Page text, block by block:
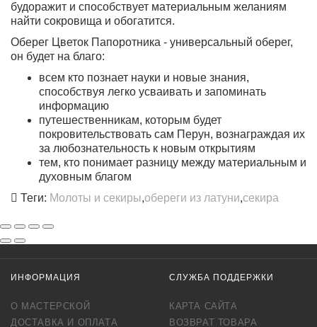
будоражит и способствует материальным желаниям
найти сокровища и обогатится.
Оберег Цветок Папоротника - универсальный оберег,
он будет на благо:
всем кто познает науки и новые знания,
способствуя легко усваивать и запоминать
информацию
путешественникам, которым будет
покровительствовать сам Перун, вознаграждая их
за любознательность к новым открытиям
тем, кто понимает разницу между материальным и
духовным благом
Теги: Молоты и секиры,обереги из латуни,секира
ИНФОРМАЦИЯ
О МАСТЕРСКОЙ
ДОСТАВКА И ОПЛАТА
СЛУЖБА ПОДДЕРЖКИ
КАРТА САЙТА
ВОЗВРАТ ТОВАРА